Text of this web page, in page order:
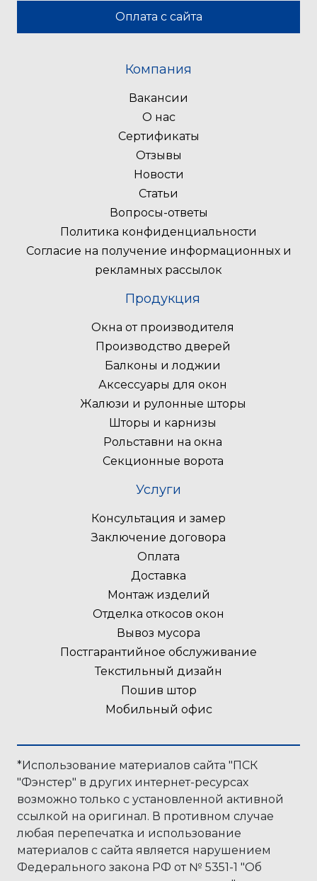
Оплата с сайта
Компания
Вакансии
О нас
Сертификаты
Отзывы
Новости
Статьи
Вопросы-ответы
Политика конфиденциальности
Согласие на получение информационных и
рекламных рассылок
Продукция
Окна от производителя
Производство дверей
Балконы и лоджии
Аксессуары для окон
Жалюзи и рулонные шторы
Шторы и карнизы
Рольставни на окна
Секционные ворота
Услуги
Консультация и замер
Заключение договора
Оплата
Доставка
Монтаж изделий
Отделка откосов окон
Вывоз мусора
Постгарантийное обслуживание
Текстильный дизайн
Пошив штор
Мобильный офис
*Использование материалов сайта "ПСК
"Фэнстер" в других интернет-ресурсах
возможно только с установленной активной
ссылкой на оригинал. В противном случае
любая перепечатка и иcпользование
материалов с сайта является нарушением
Федерального закона РФ от № 5351-1 "Об